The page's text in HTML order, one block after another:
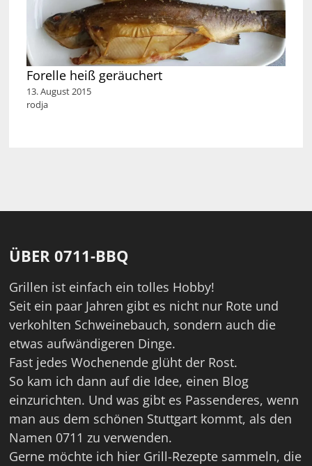
Forelle heiß geräuchert
13. August 2015
rodja
ÜBER 0711-BBQ
Grillen ist einfach ein tolles Hobby!
Seit ein paar Jahren gibt es nicht nur Rote und
verkohlten Schweinebauch, sondern auch die
etwas aufwändigeren Dinge.
Fast jedes Wochenende glüht der Rost.
So kam ich dann auf die Idee, einen Blog
einzurichten. Und was gibt es Passenderes, wenn
man aus dem schönen Stuttgart kommt, als den
Namen 0711 zu verwenden.
Gerne möchte ich hier Grill-Rezepte sammeln, die